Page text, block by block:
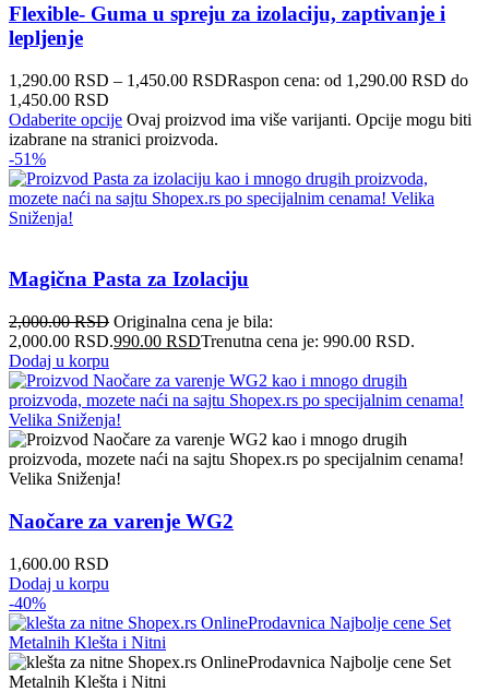
Flexible- Guma u spreju za izolaciju, zaptivanje i
lepljenje
1,290.00 RSD – 1,450.00 RSDRaspon cena: od 1,290.00 RSD do
1,450.00 RSD
Odaberite opcije Ovaj proizvod ima više varijanti. Opcije mogu biti
izabrane na stranici proizvoda.
-51%
Magična Pasta za Izolaciju
2,000.00RSD Originalna cena je bila:
2,000.00 RSD.990.00 RSDTrenutna cena je: 990.00 RSD.
Dodaj u korpu
Naočare za varenje WG2
1,600.00 RSD
Dodaj u korpu
-40%